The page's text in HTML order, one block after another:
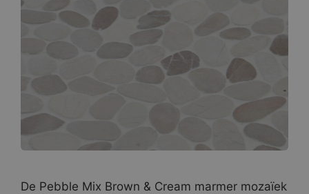
De Pebble Mix Brown & Cream marmer mozaïek